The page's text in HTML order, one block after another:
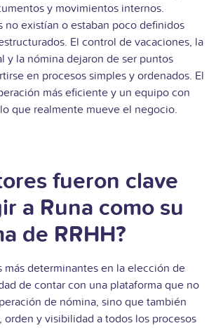
y movimientos internos.
no existían o estaban poco definidos
El control de vacaciones, la
y la nómina dejaron de ser puntos
en procesos simples y ordenados. El
más eficiente y un equipo con
que realmente mueve el negocio.
fueron clave
a Runa como su
de RRHH?
más determinantes en la elección de
de contar con una plataforma que no
de nómina, sino que también
orden y visibilidad a todos los procesos